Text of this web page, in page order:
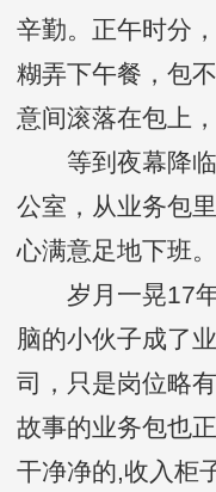
辛勤。正午时分
糊弄下午餐，包
意间滚落在包上
等到夜幕降临
公室，从业务包
心满意足地下班。
岁月一晃17年
脑的小伙子成了
司，只是岗位略
故事的业务包也
干净净的,收入柜